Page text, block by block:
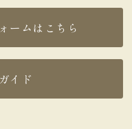
ームはこちら
イド